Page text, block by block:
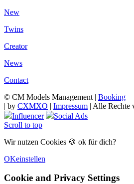
New
Twins
Creator
News
Contact
© CM Models Management | Booking
| by CXMXO | Impressum | Alle Rechte
Influencer
Social Ads
Scroll to top
Wir nutzen Cookies 🍪 ok für dich?
OKeinstellen
Cookie and Privacy Settings